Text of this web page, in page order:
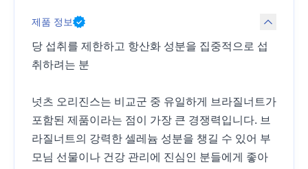
제품 정보
당 섭취를 제한하고 항산화 성분을 집중적으로 섭
취하려는 분
넛츠 오리진스는 비교군 중 유일하게 브라질너트가
포함된 제품이라는 점이 가장 큰 경쟁력입니다. 브
라질너트의 강력한 셀레늄 성분을 챙길 수 있어 부
모님 선물이나 건강 관리에 진심인 분들에게 좋아